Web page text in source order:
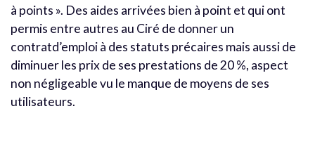
à points ». Des aides arrivées bien à point et qui ont
permis entre autres au Ciré de donner un
contratd’emploi à des statuts précaires mais aussi de
diminuer les prix de ses prestations de 20 %, aspect
non négligeable vu le manque de moyens de ses
utilisateurs.